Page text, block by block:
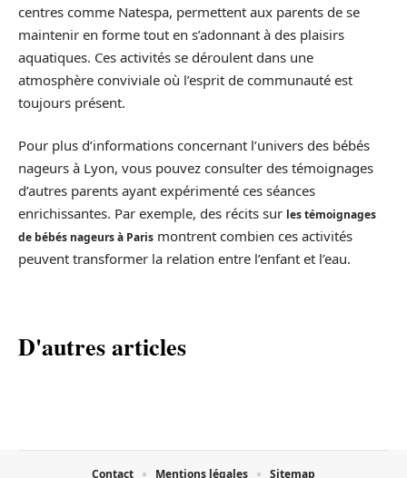
centres comme Natespa, permettent aux parents de se
maintenir en forme tout en s’adonnant à des plaisirs
aquatiques. Ces activités se déroulent dans une
atmosphère conviviale où l’esprit de communauté est
toujours présent.
Pour plus d’informations concernant l’univers des bébés
nageurs à Lyon, vous pouvez consulter des témoignages
d’autres parents ayant expérimenté ces séances
enrichissantes. Par exemple, des récits sur les témoignages
de bébés nageurs à Paris montrent combien ces activités
peuvent transformer la relation entre l’enfant et l’eau.
D'autres articles
Contact Mentions légales Sitemap